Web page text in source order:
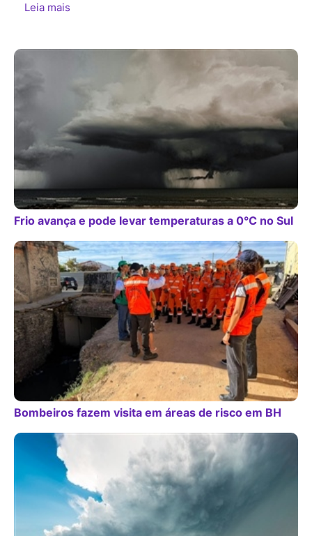
Leia mais
Frio avança e pode levar temperaturas a 0°C no Sul
Bombeiros fazem visita em áreas de risco em BH